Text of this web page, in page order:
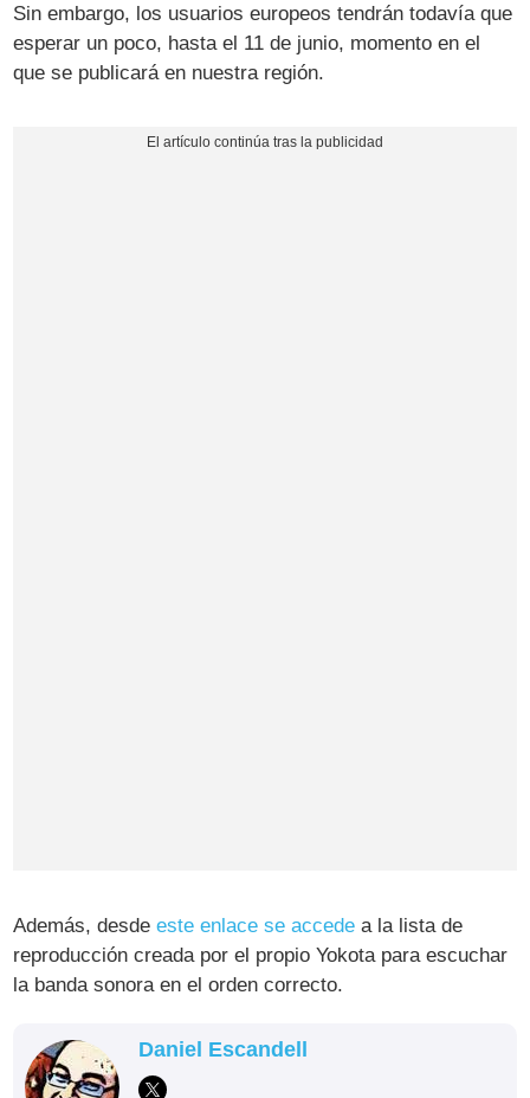
Sin embargo, los usuarios europeos tendrán todavía que
esperar un poco, hasta el 11 de junio, momento en el
que se publicará en nuestra región.
Además, desdeeste enlace se accede a la lista de
reproducción creada por el propio Yokota para escuchar
la banda sonora en el orden correcto.
Daniel Escandell